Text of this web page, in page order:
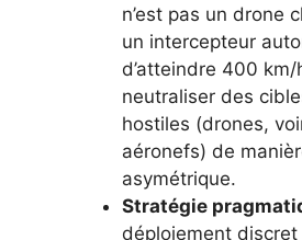
n’est pas un drone
un intercepteur
d’atteindre 400
neutraliser des
hostiles (drones,
aéronefs) de
asymétrique.
Stratégie
déploiement discret